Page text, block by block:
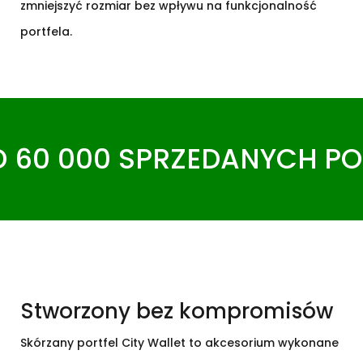
zmniejszyć rozmiar bez wpływu na funkcjonalność
portfela.
60 000 SPRZEDANYCH
Stworzony bez kompromisów
Skórzany portfel City Wallet to akcesorium wykonane